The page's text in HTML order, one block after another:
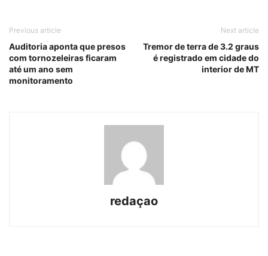
Previous article
Auditoria aponta que presos
com tornozeleiras ficaram
até um ano sem
monitoramento
Next article
Tremor de terra de 3.2 graus
é registrado em cidade do
interior de MT
redaçao